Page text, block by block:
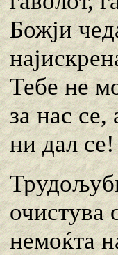
Божји
Тебе не
за нас
ни дал се!
очистува
немоќта